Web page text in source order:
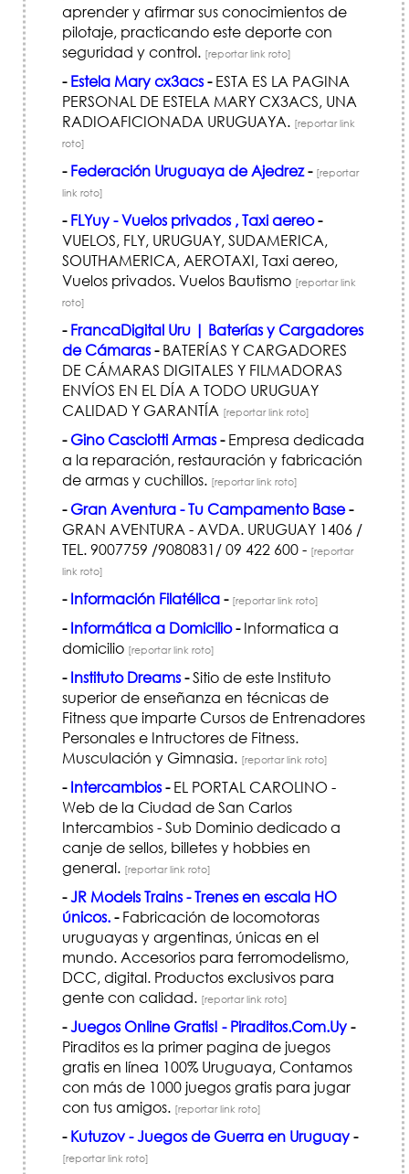
aprender y afirmar sus conocimientos de
pilotaje, practicando este deporte con
seguridad y control. [reportar link roto]
- Estela Mary cx3acs-ESTA ES LA PAGINA
PERSONAL DE ESTELA MARY CX3ACS, UNA
RADIOAFICIONADA URUGUAYA. [reportar link
roto]
- Federación Uruguaya de Ajedrez- [reportar
link roto]
- FLYuy - Vuelos privados , Taxi aereo-
VUELOS, FLY, URUGUAY, SUDAMERICA,
SOUTHAMERICA, AEROTAXI, Taxi aereo,
Vuelos privados. Vuelos Bautismo [reportar link
roto]
- FrancaDigital Uru | Baterías y Cargadores
de Cámaras-BATERÍ­AS Y CARGADORES
DE CÁMARAS DIGITALES Y FILMADORAS
ENVÍOS EN EL DÍ­A A TODO URUGUAY
CALIDAD Y GARANTÍA [reportar link roto]
- Gino Casciotti Armas-Empresa dedicada
a la reparación, restauración y fabricación
de armas y cuchillos. [reportar link roto]
- Gran Aventura - Tu Campamento Base-
GRAN AVENTURA - AVDA. URUGUAY 1406 /
TEL. 9007759 /9080831/ 09 422 600 - [reportar
link roto]
- Información Filatélica- [reportar link roto]
- Informática a Domicilio-Informatica a
domicilio [reportar link roto]
- Instituto Dreams-Sitio de este Instituto
superior de enseñanza en técnicas de
Fitness que imparte Cursos de Entrenadores
Personales e Intructores de Fitness.
Musculación y Gimnasia. [reportar link roto]
- Intercambios-EL PORTAL CAROLINO -
Web de la Ciudad de San Carlos
Intercambios - Sub Dominio dedicado a
canje de sellos, billetes y hobbies en
general. [reportar link roto]
-JR Models Trains - Trenes en escala HO
únicos.-Fabricación de locomotoras
uruguayas y argentinas, únicas en el
mundo. Accesorios para ferromodelismo,
DCC, digital. Productos exclusivos para
gente con calidad. [reportar link roto]
-Juegos Online Gratis! - Piraditos.Com.Uy-
Piraditos es la primer pagina de juegos
gratis en línea 100% Uruguaya, Contamos
con más de 1000 juegos gratis para jugar
con tus amigos. [reportar link roto]
- Kutuzov - Juegos de Guerra en Uruguay-
[reportar link roto]